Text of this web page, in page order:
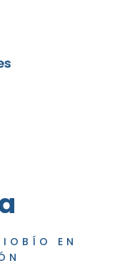
EN